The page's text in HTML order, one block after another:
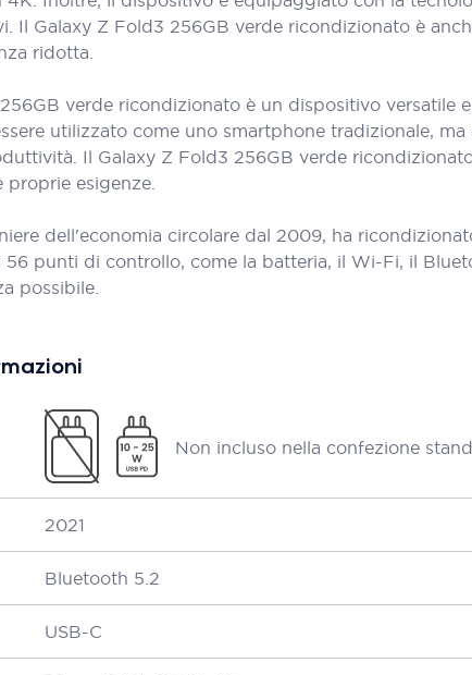
Il Galaxy Z Fold3 256GB verde ricondizionato è
ridotta.
verde ricondizionato è un dispositivo versatile
utilizzato come uno smartphone tradizionale,
Il Galaxy Z Fold3 256GB verde
proprie esigenze.
dell'economia circolare dal 2009, ha
punti di controllo, come la batteria, il Wi-Fi, il
possibile.
Non incluso nella confezione
2021
Bluetooth 5.2
USB-C